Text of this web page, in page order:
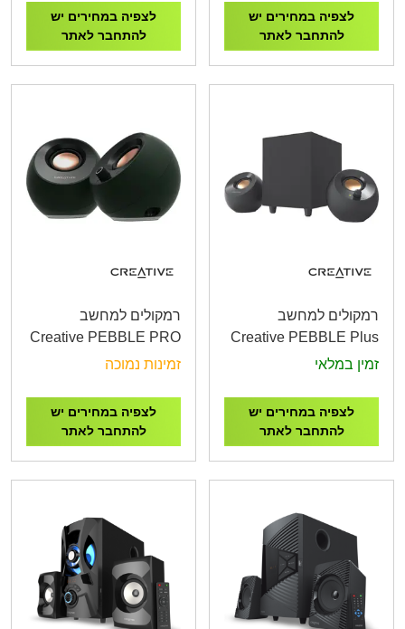
לצפיה במחירים יש
להתחבר לאתר
לצפיה במחירים יש
להתחבר לאתר
רמקולים למחשב
Creative PEBBLE Plus
2.1 Black 16W RMS
זמין במלאי
לצפיה במחירים יש
להתחבר לאתר
רמקולים למחשב
Creative PEBBLE PRO
20W RMS 2.0 Black
זמינות נמוכה
לצפיה במחירים יש
להתחבר לאתר